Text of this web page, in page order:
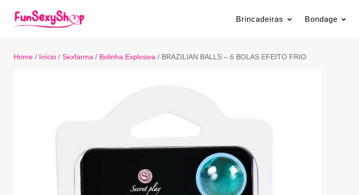
Brincadeiras Bondage
Home/ Início/ Sexfarma / Bolinha Explosiva / BRAZILIAN BALLS – 6 BOLAS EFEITO FRIO